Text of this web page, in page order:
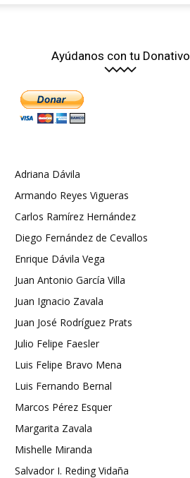
Ayúdanos con tu Donativo
Adriana Dávila
Armando Reyes Vigueras
Carlos Ramírez Hernández
Diego Fernández de Cevallos
Enrique Dávila Vega
Juan Antonio García Villa
Juan Ignacio Zavala
Juan José Rodríguez Prats
Julio Felipe Faesler
Luis Felipe Bravo Mena
Luis Fernando Bernal
Marcos Pérez Esquer
Margarita Zavala
Mishelle Miranda
Salvador I. Reding Vidaña